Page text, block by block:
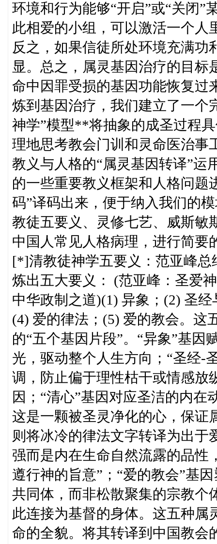
环境和行为能够“开启”或“关闭”
此相爱的小组，可以激活一个人
反之，如果信徒所处环境充满
显。总之，属灵基因治疗的目标
命中因罪受损的基因功能恢复过
炼到基因治疗，我们建立了一
神学”模型**将抽象的成圣过程
理地思考教会门训和灵命医治事
教义与人格的“属灵基因转译”运
的一些重要教义框架和人格问题
码”译码出来，便于纳入我们的
教徒五要义、灵修七艺、威斯敏
中国人常见人格病理，进行简要
[*]清教徒神学五要义：范亚峰
炼出五大要义： (范亚峰：圣爱
中华政制之道)(1) 异象；(2) 圣
(4) 爱的律法；(5) 爱的教会。这
的“五个基因片段”。“异象”基
光，驱动整个人生方向；“圣经-
调，防止偏于理性枯干或情感放
因；“清心”基因对应圣洁的内
这是一颗被圣灵净化的心，保证
则将冰冷的律法文字转译为出于
强而是内在生命自然流露的品性
遵行神的旨意”；“爱的教会”基
共同体，而非松散聚集的宗教
此连接为基督的身体。这五种属
命的全貌。将其转译到中国教会